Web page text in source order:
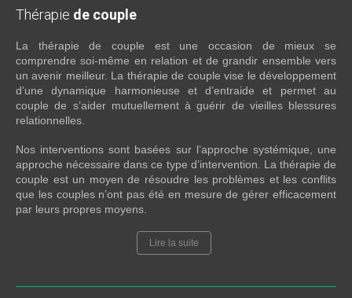
Thérapie de couple
La thérapie de couple est une occasion de mieux se
comprendre soi-même en relation et de grandir ensemble vers
un avenir meilleur. La thérapie de couple vise le développement
d’une dynamique harmonieuse et d’entraide et permet au
couple de s’aider mutuellement à guérir de vieilles blessures
relationnelles.
Nos interventions sont basées sur l’approche systémique, une
approche nécessaire dans ce type d’intervention. La thérapie de
couple est un moyen de résoudre les problèmes et les conflits
que les couples n’ont pas été en mesure de gérer efficacement
par leurs propres moyens.
Lire la suite